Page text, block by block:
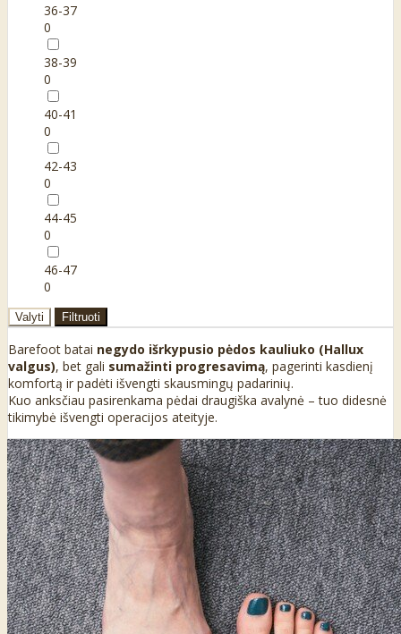
36-37
0
38-39
0
40-41
0
42-43
0
44-45
0
46-47
0
Valyti Filtruoti
Barefoot batai negydo išrkypusio pėdos kauliuko (Hallux
valgus), bet gali sumažinti progresavimą, pagerinti kasdienį
komfortą ir padėti išvengti skausmingų padarinių.
Kuo anksčiau pasirenkama pėdai draugiška avalynė – tuo didesnė
tikimybė išvengti operacijos ateityje.